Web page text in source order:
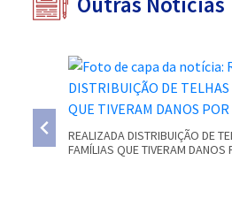
REALIZADA DISTRIBUIÇÃO DE
FAMÍLIAS QUE TIVERAM DANOS